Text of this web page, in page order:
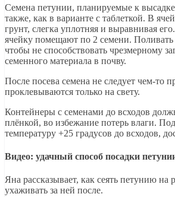
Семена петунии, планируемые к
также, как в варианте с таблеткой. В
грунт, слегка уплотняя и выравнивая
ячейку помещают по 2 семени. Поливать
чтобы не способствовать чрезмерному
семенного материала в почву.
После посева семена не следует чем-то
проклевываются только на свету.
Контейнеры с семенами до всходов
плёнкой, во избежание потерь влаги.
температуру +25 градусов до всходов,
Видео: удачный способ посадки
Яна рассказывает, как сеять петунию на
ухаживать за ней после.